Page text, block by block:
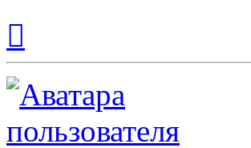
началу